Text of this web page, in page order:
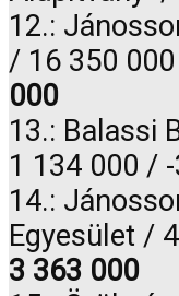
12.:
/ 16 350
000
13.: Balassi
1 134 000 /
14.:
Egyesület /
3 363 000